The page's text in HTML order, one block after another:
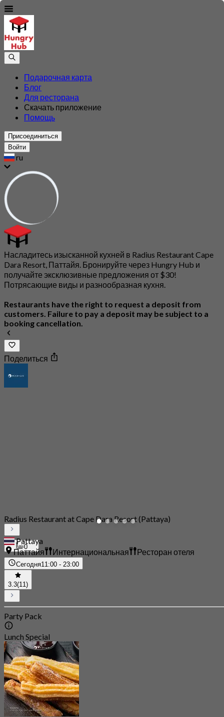
Подарочная карта
Блог
Для ресторана
Скачать приложение
Помощь
Присоединиться
Войти
ru
Насладитесь изысканной кухней в Radius Restaurant Cape
Dara Resort, Паттайя. Бронируйте через Hungry Hub и
получайте эксклюзивные предложения от $30!
Потрясающие виды и разнообразная кухня.
Restaurants have the right to request a deposit from
customers. Failure to pay a deposit may be subject to a
booking cancellation.
Поделиться
0
Radius Restaurant at Cape Dara Resort (Pattaya)
Pattaya
Паттайя
Интернациональная Ресторан отеля
Сегодня11:00 - 23:00
3.3(11)
Party Pack
Lunch Special